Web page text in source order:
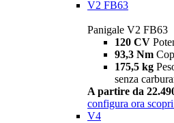
V2 FB63
Panigale V2 FB63
120 CV
93,3 Nm
175,5 kg
senza
A partire da
configura ora
V4